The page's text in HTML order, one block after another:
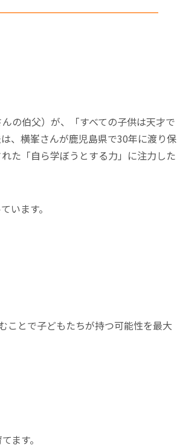
の伯父）が、「すべての子供は天才で
、横峯さんが鹿児島県で30年に渡り保
た「自ら学ぼうとする力」に注力した
います。
ことで子どもたちが持つ可能性を最大
ます。